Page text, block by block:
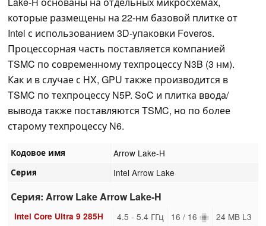
которые размещены на 22-нм базовой плитке от
Intel с использованием 3D-упаковки Foveros.
Процессорная часть поставляется компанией
TSMC по современному техпроцессу N3B (3 нм).
Как и в случае с HX, GPU также производится в
TSMC по техпроцессу N5P. SoC и плитка ввода/
вывода также поставляются TSMC, но по более
старому техпроцессу N6.
Кодовое имя Arrow Lake-H
Серия Intel Arrow Lake
Серия: Arrow Lake Arrow Lake-H
Intel Core Ultra 9 285H 4.5 - 5.4 ГГц 16 / 16 24 MB L3